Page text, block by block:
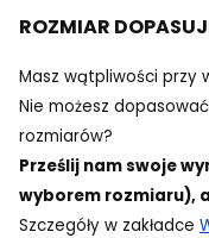
ROZMIAR
Masz wątpliwości przy
Nie możesz
rozmiarów?
Prześlij nam swoje
wyborem rozmiaru),
Szczegóły w zakładce